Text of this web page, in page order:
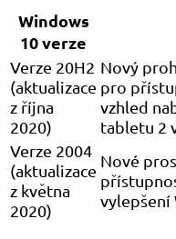
Windows
10 verze
Verze 20H2
(aktualizace
z října
2020)
Nový
pro
vzhled
tabletu 2
Verze 2004
(aktualizace
z května
2020)
Nové
vylepšení